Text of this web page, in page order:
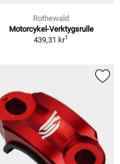
Rothewald
Motorcykel-Verktygsrulle
439,31 kr1